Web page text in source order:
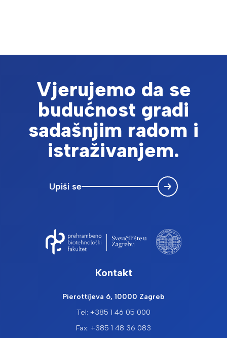
Vjerujemo da se
budućnost gradi
sadašnjim radom i
istraživanjem.
Upiši se
Kontakt
Pierottijeva 6, 10000 Zagreb
Tel: +385 1 46 05 000
Fax: +385 1 48 36 083